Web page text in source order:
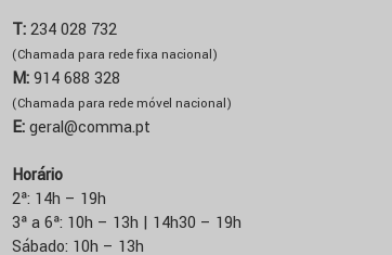
T:234 028 732
(Chamada para rede fixa nacional)
M:914 688 328
(Chamada para rede móvel nacional)
E:geral@comma.pt
Horário
2ª: 14h – 19h
3ª a 6ª: 10h – 13h | 14h30 – 19h
Sábado: 10h – 13h